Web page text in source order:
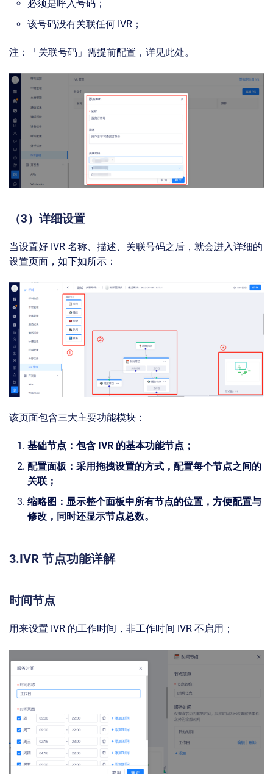
必须是呼入号码；
该号码没有关联任何 IVR；
注：「关联号码」需提前配置， 详见此处。
（3）详细设置
当设置好 IVR 名称、描述、关联号码之后，就会进入详细的
设置页面，如下如所示：
该页面包含三大主要功能模块：
基础节点：包含 IVR 的基本功能节点；
配置面板：采用拖拽设置的方式，配置每个节点之间的
关联；
缩略图：显示整个面板中所有节点的位置，方便配置与
修改，同时还显示节点总数。
3.IVR 节点功能详解
时间节点
用来设置 IVR 的工作时间，非工作时间 IVR 不启用；